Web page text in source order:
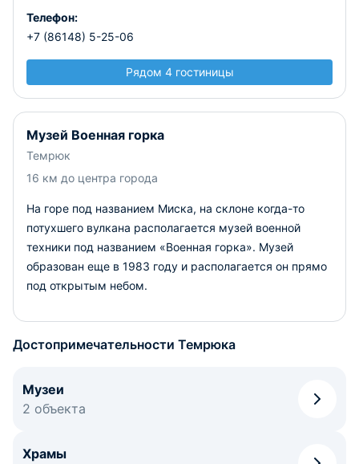
Телефон:
+7 (86148) 5-25-06
Рядом 4 гостиницы
Музей Военная горка
Темрюк
16 км до центра города
На горе под названием Миска, на склоне когда-то
потухшего вулкана располагается музей военной
техники под названием «Военная горка». Музей
образован еще в 1983 году и располагается он прямо
под открытым небом.
Достопримечательности Темрюка
Музеи
2 объекта
Храмы